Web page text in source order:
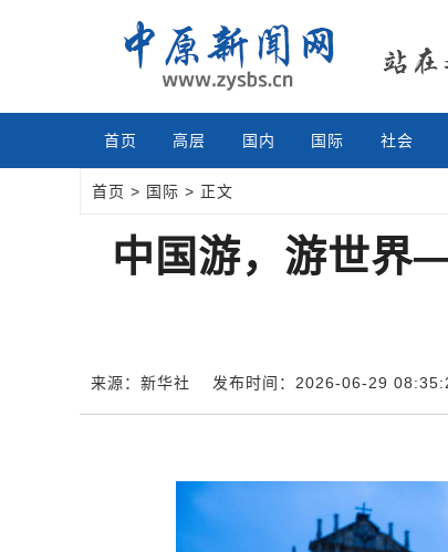
首页 高层 国内 国际 社会
首页 > 国际 > 正文
中国游，游世界
来源：新华社 发布时间：2026-06-29